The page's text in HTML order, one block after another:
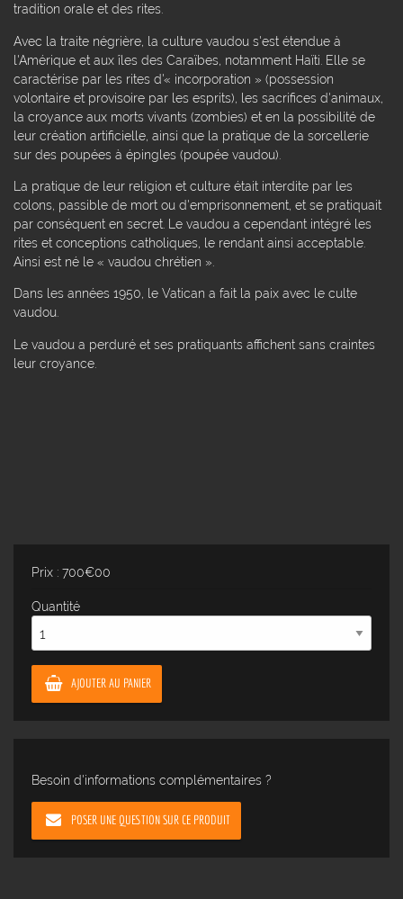
tradition orale et des rites.
Avec la traite négrière, la culture vaudou s'est étendue à
l'Amérique et aux îles des Caraïbes, notamment Haïti. Elle se
caractérise par les rites d'« incorporation » (possession
volontaire et provisoire par les esprits), les sacrifices d'animaux,
la croyance aux morts vivants (zombies) et en la possibilité de
leur création artificielle, ainsi que la pratique de la sorcellerie
sur des poupées à épingles (poupée vaudou).
La pratique de leur religion et culture était interdite par les
colons, passible de mort ou d'emprisonnement, et se pratiquait
par conséquent en secret. Le vaudou a cependant intégré les
rites et conceptions catholiques, le rendant ainsi acceptable.
Ainsi est né le « vaudou chrétien ».
Dans les années 1950, le Vatican a fait la paix avec le culte
vaudou.
Le vaudou a perduré et ses pratiquants affichent sans craintes
leur croyance.
Prix : 700€00
Quantité
AJOUTER AU PANIER
Besoin d'informations complémentaires ?
POSER UNE QUESTION SUR CE PRODUIT